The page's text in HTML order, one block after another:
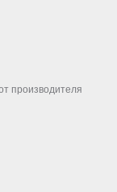
производителя